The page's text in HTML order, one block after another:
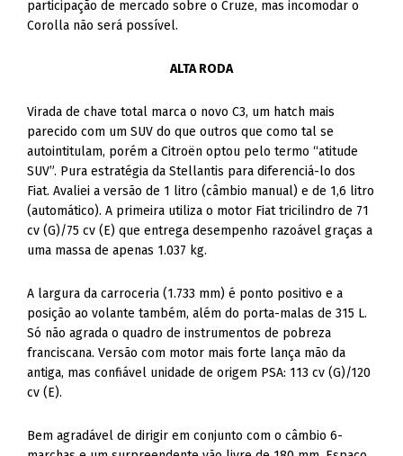
participação de mercado sobre o Cruze, mas incomodar o
Corolla não será possível.
ALTA RODA
Virada de chave total marca o novo C3, um hatch mais
parecido com um SUV do que outros que como tal se
autointitulam, porém a Citroën optou pelo termo “atitude
SUV”. Pura estratégia da Stellantis para diferenciá-lo dos
Fiat. Avaliei a versão de 1 litro (câmbio manual) e de 1,6 litro
(automático). A primeira utiliza o motor Fiat tricilindro de 71
cv (G)/75 cv (E) que entrega desempenho razoável graças a
uma massa de apenas 1.037 kg.
A largura da carroceria (1.733 mm) é ponto positivo e a
posição ao volante também, além do porta-malas de 315 L.
Só não agrada o quadro de instrumentos de pobreza
franciscana. Versão com motor mais forte lança mão da
antiga, mas confiável unidade de origem PSA: 113 cv (G)/120
cv (E).
Bem agradável de dirigir em conjunto com o câmbio 6-